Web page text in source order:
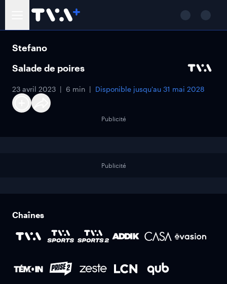
Stefano
Salade de poires
23 avril 2023 6 min Disponible jusqu'au 31 mai 2028
Publicité
Publicité
Chaînes